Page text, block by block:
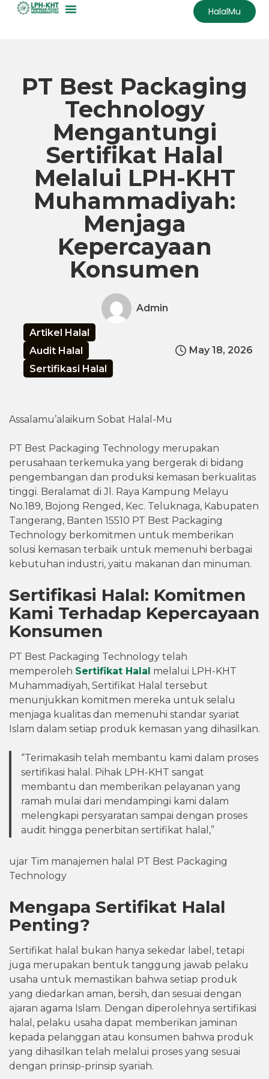
HalalMu
PT Best Packaging
Technology
Mengantungi
Sertifikat Halal
Melalui LPH-KHT
Muhammadiyah:
Menjaga
Kepercayaan
Konsumen
Admin
Artikel Halal
Audit Halal
Sertifikasi Halal
May 18, 2026
Assalamu’alaikum Sobat Halal-Mu
PT Best Packaging Technology merupakan
perusahaan terkemuka yang bergerak di bidang
pengembangan dan produksi kemasan berkualitas
tinggi. Beralamat di Jl. Raya Kampung Melayu
No.189, Bojong Renged, Kec. Teluknaga, Kabupaten
Tangerang, Banten 15510 PT Best Packaging
Technology berkomitmen untuk memberikan
solusi kemasan terbaik untuk memenuhi berbagai
kebutuhan industri, yaitu makanan dan minuman.
Sertifikasi Halal: Komitmen
Kami Terhadap Kepercayaan
Konsumen
PT Best Packaging Technology telah
memperoleh Sertifikat Halal melalui LPH-KHT
Muhammadiyah, Sertifikat Halal tersebut
menunjukkan komitmen mereka untuk selalu
menjaga kualitas dan memenuhi standar syariat
Islam dalam setiap produk kemasan yang dihasilkan.
“Terimakasih telah membantu kami dalam proses
sertifikasi halal. Pihak LPH-KHT sangat
membantu dan memberikan pelayanan yang
ramah mulai dari mendampingi kami dalam
melengkapi persyaratan sampai dengan proses
audit hingga penerbitan sertifikat halal,”
ujar Tim manajemen halal PT Best Packaging
Technology
Mengapa Sertifikat Halal
Penting?
Sertifikat halal bukan hanya sekedar label, tetapi
juga merupakan bentuk tanggung jawab pelaku
usaha untuk memastikan bahwa setiap produk
yang diedarkan aman, bersih, dan sesuai dengan
ajaran agama Islam. Dengan diperolehnya sertifikasi
halal, pelaku usaha dapat memberikan jaminan
kepada pelanggan atau konsumen bahwa produk
yang dihasilkan telah melalui proses yang sesuai
dengan prinsip-prinsip syariah.